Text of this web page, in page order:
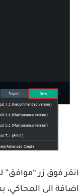
فوق زر “موافق” لبدء
الى المحاكي،